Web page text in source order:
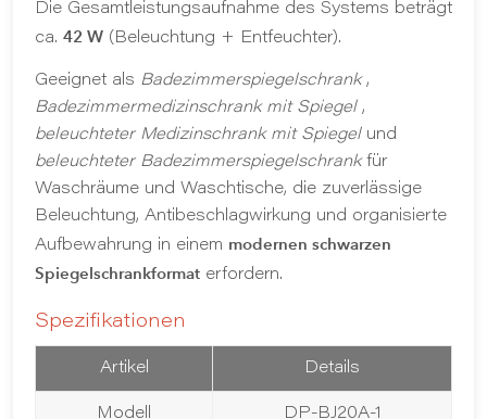
Die Gesamtleistungsaufnahme des Systems beträgt
ca. 42 W (Beleuchtung + Entfeuchter).
Geeignet als Badezimmerspiegelschrank,
Badezimmermedizinschrank mit Spiegel,
beleuchteter Medizinschrank mit Spiegelund
beleuchteter Badezimmerspiegelschrankfür
Waschräume und Waschtische, die zuverlässige
Beleuchtung, Antibeschlagwirkung und organisierte
Aufbewahrung in einem modernen schwarzen
Spiegelschrankformat erfordern.
Spezifikationen
Artikel Details
Modell DP-BJ20A-1